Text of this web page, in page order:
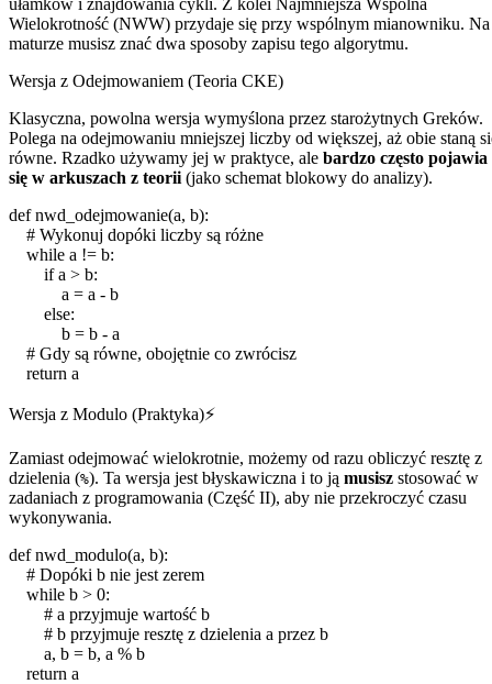
ułamków i znajdowania cykli. Z kolei Najmniejsza Wspólna
Wielokrotność (NWW) przydaje się przy wspólnym mianowniku. Na
maturze musisz znać dwa sposoby zapisu tego algorytmu.
Wersja z Odejmowaniem (Teoria CKE)
Klasyczna, powolna wersja wymyślona przez starożytnych Greków.
Polega na odejmowaniu mniejszej liczby od większej, aż obie staną
równe. Rzadko używamy jej w praktyce, ale bardzo często pojawia
się w arkuszach z teorii (jako schemat blokowy do analizy).
def nwd_odejmowanie(a, b):
# Wykonuj dopóki liczby są różne
while a != b:
if a > b:
a = a - b
else:
b = b - a
# Gdy są równe, obojętnie co zwrócisz
return a
Wersja z Modulo (Praktyka)⚡
Zamiast odejmować wielokrotnie, możemy od razu obliczyć resztę z
dzielenia (%). Ta wersja jest błyskawiczna i to ją musisz stosować w
zadaniach z programowania (Część II), aby nie przekroczyć czasu
wykonywania.
def nwd_modulo(a, b):
# Dopóki b nie jest zerem
while b > 0:
# a przyjmuje wartość b
# b przyjmuje resztę z dzielenia a przez b
a, b = b, a % b
return a